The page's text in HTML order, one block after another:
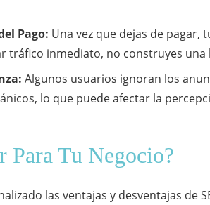
Pago: Una vez que dejas de pagar,
tráfico inmediato, no construyes una
Algunos usuarios ignoran los
lo que puede afectar la
Para Tu Negocio?
las ventajas y desventajas de